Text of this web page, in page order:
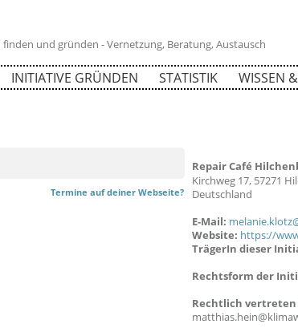
und gründen - Vernetzung, Beratung, Austausch
INITIATIVE GRÜNDEN STATISTIK WISSEN
Termine auf deiner Webseite?
Repair Café
Kirchweg 17, 57271
Deutschland
E-Mail:
Website: https://
TrägerIn dieser
Rechtsform der
Rechtlich